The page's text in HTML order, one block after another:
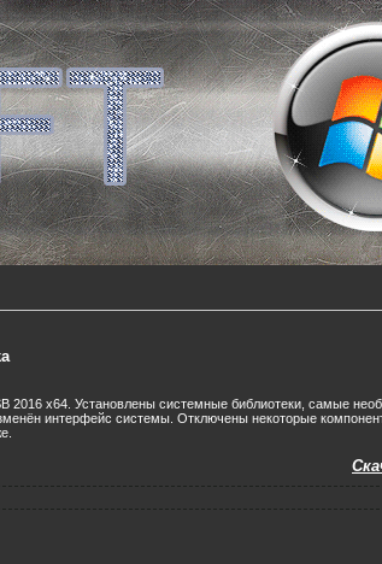
2016 x64. Установлены системные библиотеки, самые
интерфейс системы. Отключены некоторые